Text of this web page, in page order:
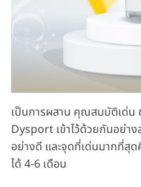
เป็นการผสาน คุณสมบัติเด่น
Dysport เข้าไว้ด้วยกันอย่า
อย่างดี และจุดที่เด่นมากที่สุด
ได้ 4-6 เดือน